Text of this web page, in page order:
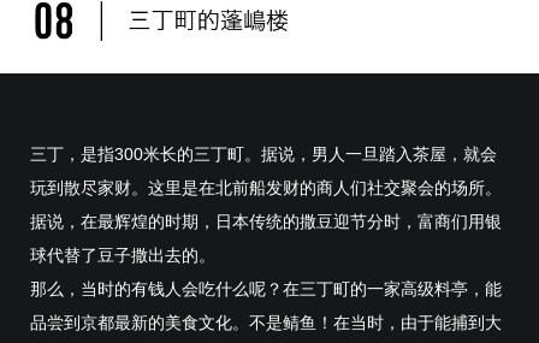
三丁，是指300米长的三丁町。据说，男人一旦踏入茶屋，就会
玩到散尽家财。这里是在北前船发财的商人们社交聚会的场所。
据说，在最辉煌的时期，日本传统的撒豆迎节分时，富商们用银
球代替了豆子撒出去的。
那么，当时的有钱人会吃什么呢？在三丁町的一家高级料亭，能
品尝到京都最新的美食文化。不是鲭鱼！在当时，由于能捕到大